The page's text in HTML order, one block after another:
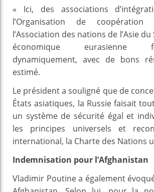
« Ici, des associations
l’Organisation de coopération
l’Association des nations de l’Asie du
économique eurasienne
dynamiquement, avec de bons
estimé.
Le président a souligné que de
États asiatiques, la Russie faisait
un système de sécurité égal et
les principes universels et
international, la Charte des Nations
Indemnisation pour l’Afghanistan
Vladimir Poutine a également